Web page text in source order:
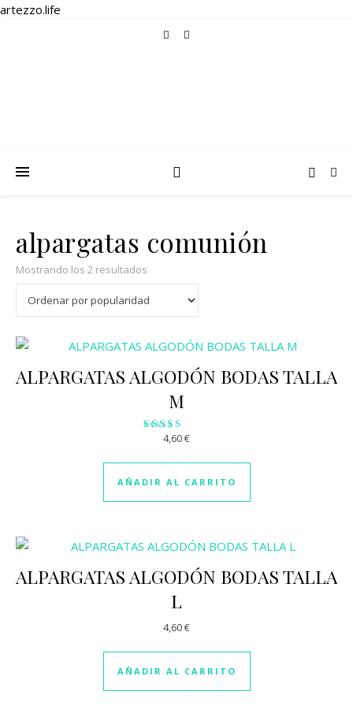
artezzo.life
alpargatas comunión
Mostrando los 2 resultados
ALPARGATAS ALGODÓN BODAS TALLA
M
Valorado
2.88
de 5
4,60€
AÑADIR AL CARRITO
ALPARGATAS ALGODÓN BODAS TALLA
L
4,60€
AÑADIR AL CARRITO